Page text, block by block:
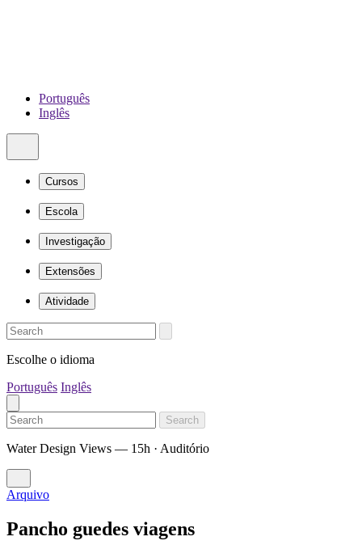
Português
Inglês
Cursos
Escola
Investigação
Extensões
Atividade
Escolhe o idioma
Português Inglês
Search
Water Design Views — 15h · Auditório
Arquivo
Pancho guedes viagens